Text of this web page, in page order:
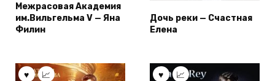
Межрасовая Академия
им.Вильгельма V — Яна
Филин
Дочь реки — Счастная
Елена